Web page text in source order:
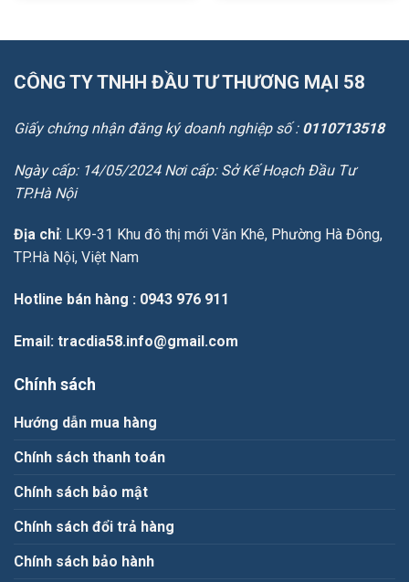
CÔNG TY TNHH ĐẦU TƯ THƯƠNG MẠI 58
Giấy chứng nhận đăng ký doanh nghiệp số : 0110713518
Ngày cấp: 14/05/2024 Nơi cấp: Sở Kế Hoạch Đầu Tư
TP.Hà Nội
Địa chỉ: LK9-31 Khu đô thị mới Văn Khê, Phường Hà Đông,
TP.Hà Nội, Việt Nam
Hotline bán hàng : 0943 976 911
Email: tracdia58.info@gmail.com
Chính sách
Hướng dẫn mua hàng
Chính sách thanh toán
Chính sách bảo mật
Chính sách đổi trả hàng
Chính sách bảo hành